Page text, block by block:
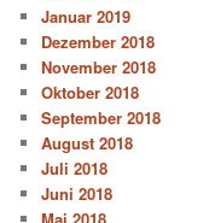
Januar 2019
Dezember 2018
November 2018
Oktober 2018
September 2018
August 2018
Juli 2018
Juni 2018